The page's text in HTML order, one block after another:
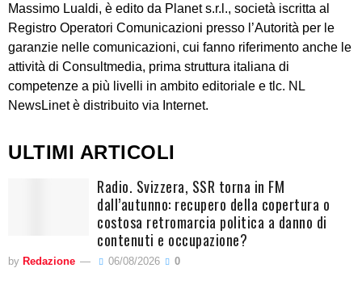
Massimo Lualdi, è edito da Planet s.r.l., società iscritta al
Registro Operatori Comunicazioni presso l’Autorità per le
garanzie nelle comunicazioni, cui fanno riferimento anche le
attività di Consultmedia, prima struttura italiana di
competenze a più livelli in ambito editoriale e tlc. NL
NewsLinet è distribuito via Internet.
ULTIMI ARTICOLI
Radio. Svizzera, SSR torna in FM
dall’autunno: recupero della copertura o
costosa retromarcia politica a danno di
contenuti e occupazione?
by Redazione 06/08/2026 0